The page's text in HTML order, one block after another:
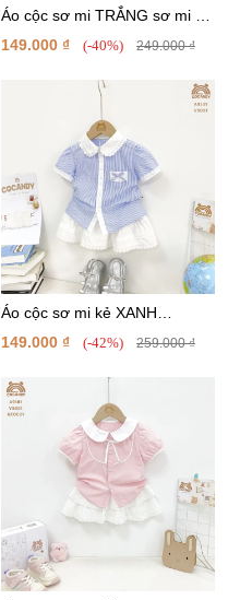
Áo cộc sơ mi TRẮNG sơ mi nơ
túi ngực
149.000 ₫ (-40%) 249.000 ₫
Áo cộc sơ mi kẻ XANH
DƯƠNG phối ren trắng túi tam
149.000 ₫ (-42%) 259.000 ₫